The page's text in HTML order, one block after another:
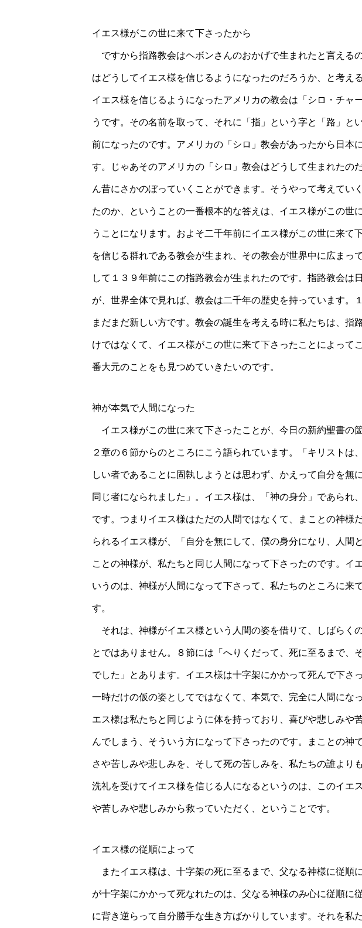
イエス様がこの世に来て下さったから
ですから指路教会はヘボンさんのおかげで生まれたと言える
はどうしてイエス様を信じるようになったのだろうか、と考え
イエス様を信じるようになったアメリカの教会は「シロ・チャ
うです。その名前を取って、それに「指」という字と「路」と
前になったのです。アメリカの「シロ」教会があったから日本
す。じゃあそのアメリカの「シロ」教会はどうして生まれたの
ん昔にさかのぼっていくことができます。そうやって考えてい
たのか、ということの一番根本的な答えは、イエス様がこの世
うことになります。およそ二千年前にイエス様がこの世に来て
を信じる群れである教会が生まれ、その教会が世界中に広まっ
して１３９年前にこの指路教会が生まれたのです。指路教会は
が、世界全体で見れば、教会は二千年の歴史を持っています。
まだまだ新しい方です。教会の誕生を考える時に私たちは、指
けではなくて、イエス様がこの世に来て下さったことによって
番大元のことをも見つめていきたいのです。
神が本気で人間になった
イエス様がこの世に来て下さったことが、今日の新約聖書の
２章の６節からのところにこう語られています。「キリストは
しい者であることに固執しようとは思わず、かえって自分を無
同じ者になられました」。イエス様は、「神の身分」であられ
です。つまりイエス様はただの人間ではなくて、まことの神様
られるイエス様が、「自分を無にして、僕の身分になり、人間
ことの神様が、私たちと同じ人間になって下さったのです。イ
いうのは、神様が人間になって下さって、私たちのところに来
す。
それは、神様がイエス様という人間の姿を借りて、しばらく
とではありません。８節には「へりくだって、死に至るまで、
でした」とあります。イエス様は十字架にかかって死んで下さ
一時だけの仮の姿としてではなくて、本気で、完全に人間にな
エス様は私たちと同じように体を持っており、喜びや悲しみや
んでしまう、そういう方になって下さったのです。まことの神
さや苦しみや悲しみを、そして死の苦しみを、私たちの誰より
洗礼を受けてイエス様を信じる人になるというのは、このイエ
や苦しみや悲しみから救っていただく、ということです。
イエス様の従順によって
またイエス様は、十字架の死に至るまで、父なる神様に従順
が十字架にかかって死なれたのは、父なる神様のみ心に従順に
に背き逆らって自分勝手な生き方ばかりしています。それを私